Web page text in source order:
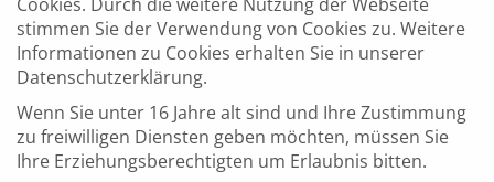
Austausch, Vernetzung und Diskussion.
Seine Sie dabei und diskutieren Sie mit! Das ausführliche
Programm finden Sie hier
stimmen Sie der Verwendung von Cookies zu. Weitere
Informationen zu Cookies erhalten Sie in unserer
Datenschutzerklärung.
Wenn Sie unter 16 Jahre alt sind und Ihre Zustimmung
zu freiwilligen Diensten geben möchten, müssen Sie
Ihre Erziehungsberechtigten um Erlaubnis bitten.